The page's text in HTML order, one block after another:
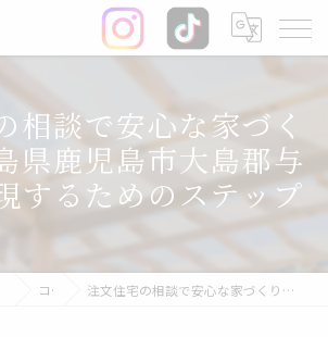
相談で安心な家づく
県鹿児島市大島郡与
するためのステップ
コラム 注文住宅の相談で安心な家づくりを鹿児島県鹿児島市大島郡与論町で実現するためのステップ